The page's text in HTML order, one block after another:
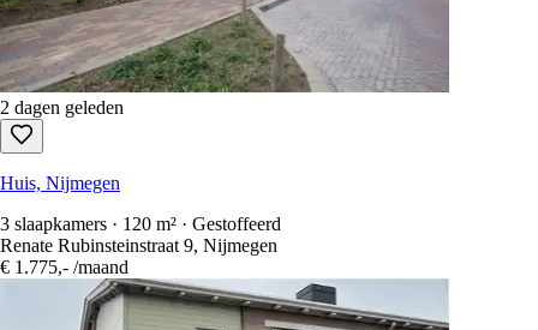
2 dagen geleden
Huis, Nijmegen
3 slaapkamers · 120 m² · Gestoffeerd
Renate Rubinsteinstraat 9, Nijmegen
€ 1.775,- /maand